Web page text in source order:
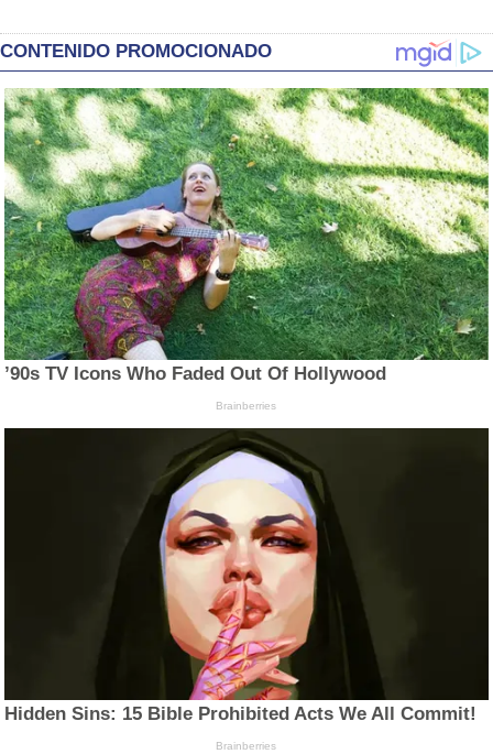
CONTENIDO PROMOCIONADO
’90s TV Icons Who Faded Out Of Hollywood
Brainberries
Hidden Sins: 15 Bible Prohibited Acts We All Commit!
Brainberries